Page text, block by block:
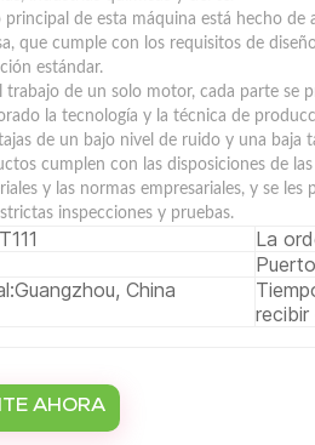
principal de esta máquina está hecho de
que cumple con los requisitos de
estándar.
trabajo de un solo motor, cada parte se
la tecnología y la técnica de
de un bajo nivel de ruido y una baja
cumplen con las disposiciones de
y las normas empresariales, y se
inspecciones y pruebas.
La
Guangzhou, China
AHORA